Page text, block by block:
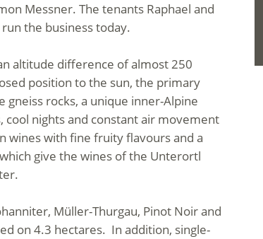
Messner. The tenants Raphael and
the business today.
altitude difference of almost 250
position to the sun, the primary
gneiss rocks, a unique inner-Alpine
cool nights and constant air movement
wines with fine fruity flavours and a
give the wines of the Unterortl
Müller-Thurgau, Pinot Noir and
on 4.3 hectares. In addition, single-